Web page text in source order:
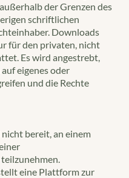
der Grenzen des
schriftlichen
Downloads
für den privaten, nicht
Es wird angestrebt,
eigenes oder
und die Rechte
bereit, an einem
eine Plattform zur